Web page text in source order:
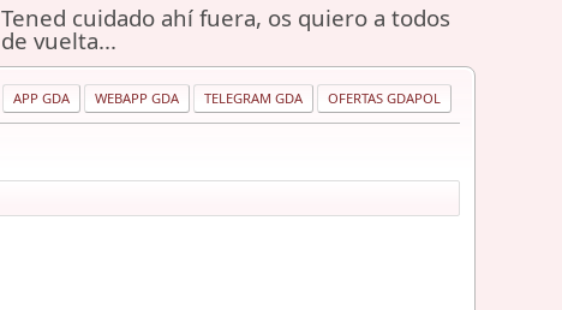
Tened cuidado ahí fuera, os quiero a todos
de vuelta...
APP GDA WEBAPP GDA TELEGRAM GDA OFERTAS GDAPOL